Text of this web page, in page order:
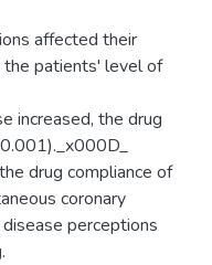
affected their
the patients' level of
increased, the drug
drug compliance of
coronary
perceptions